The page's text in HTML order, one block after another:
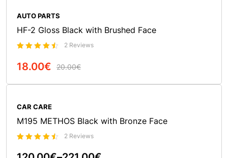
AUTO PARTS
HF-2 Gloss Black with Brushed Face
mit
4.50
von 5
2 Reviews
20.00€
18.00€
In Den Warenkorb
CAR CARE
M195 METHOS Black with Bronze Face
mit
2 Reviews